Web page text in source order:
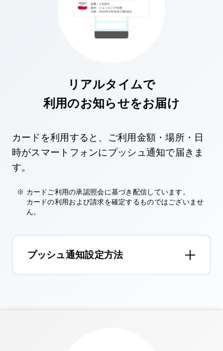
リアルタイムで
利用のお知らせをお届け
カードを利用すると、ご利用金額・場所・日
時がスマートフォンにプッシュ通知で届きま
す。
カードご利用の承認照会に基づき配信しています。
カードの利用および請求を確定するものではございませ
ん。
プッシュ通知設定方法